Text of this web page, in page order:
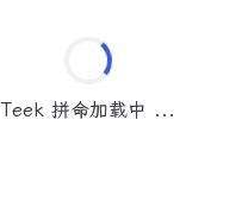
Teek 拼命加载中 ...